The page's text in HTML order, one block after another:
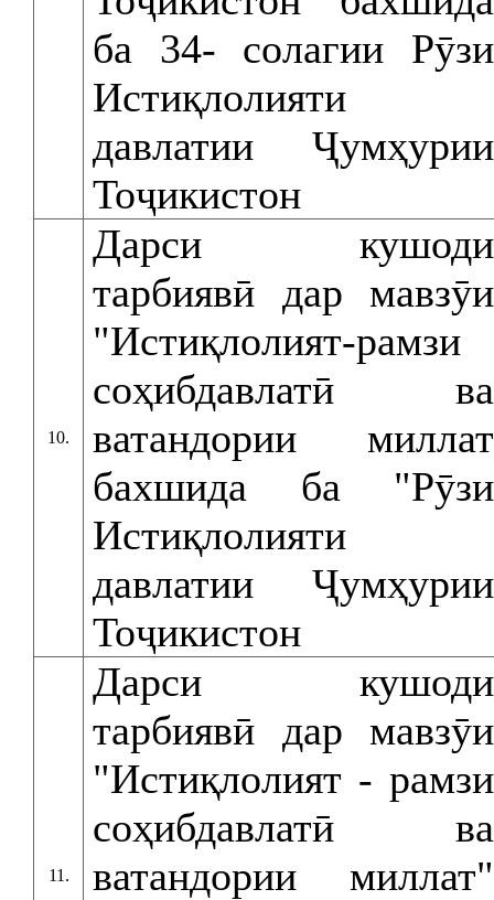
ба 34- солагии Рӯзи
Истиқлолияти
давлатии Ҷумҳурии
Тоҷикистон
10.
Дарси кушоди
тарбиявӣ дар мавзӯи
"Истиқлолият-рамзи
соҳибдавлатӣ ва
ватандории миллат
бахшида ба "Рӯзи
Истиқлолияти
давлатии Ҷумҳурии
Тоҷикистон
11.
Дарси кушоди
тарбиявӣ дар мавзӯи
"Истиқлолият - рамзи
соҳибдавлатӣ ва
ватандории миллат"